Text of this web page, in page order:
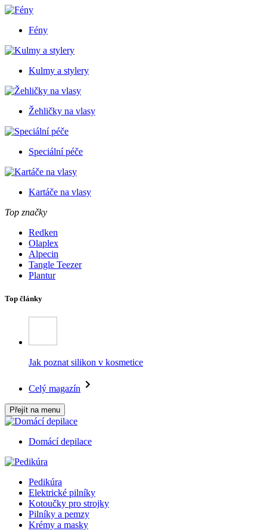
Fény
Kulmy a stylery
Žehličky na vlasy
Speciální péče
Kartáče na vlasy
Top značky
Redken
Olaplex
Alpecin
Tangle Teezer
Plantur
Top články
Jak poznat silikon v kosmetice
Celý magazín
Přejít na menu
Domácí depilace
Pedikúra
Elektrické pilníky
Kotoučky pro strojky
Pilníky a pemzy
Krémy a masky